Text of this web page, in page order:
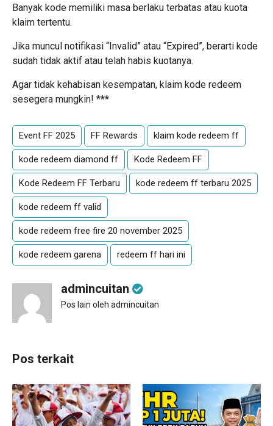
Banyak kode memiliki masa berlaku terbatas atau kuota
klaim tertentu.
Jika muncul notifikasi “Invalid” atau “Expired”, berarti kode
sudah tidak aktif atau telah habis kuotanya.
Agar tidak kehabisan kesempatan, klaim kode redeem
sesegera mungkin! ***
Event FF 2025 FF Rewards klaim kode redeem ff
kode redeem diamond ff Kode Redeem FF
Kode Redeem FF Terbaru kode redeem ff terbaru 2025
kode redeem ff valid
kode redeem free fire 20 november 2025
kode redeem garena redeem ff hari ini
admincuitan
Pos lain oleh admincuitan
Pos terkait